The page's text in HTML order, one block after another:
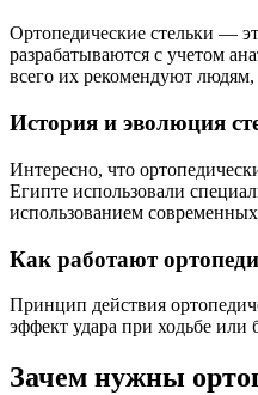
Ортопедические стельки —
разрабатываются с учетом
всего их рекомендуют
История и эволюция
Интересно, что
Египте использовали
использованием
Как работают
Принцип действия
эффект удара при ходьбе или
Зачем нужны